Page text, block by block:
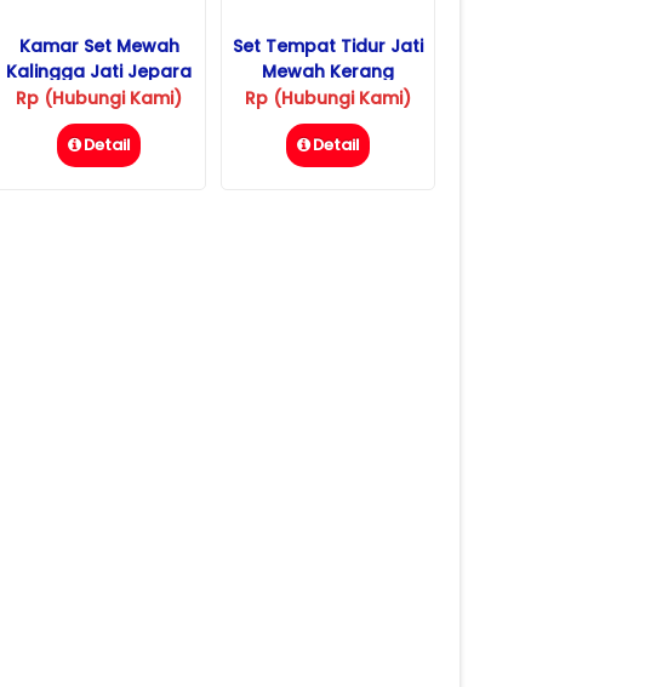
Kamar Set Mewah
Kalingga Jati Jepara
Rp (Hubungi Kami)
Detail
Set Tempat Tidur Jati
Mewah Kerang
Rp (Hubungi Kami)
Detail